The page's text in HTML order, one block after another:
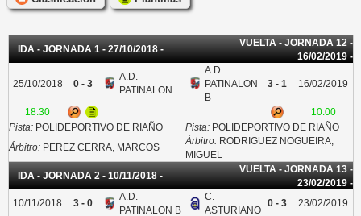
IDA - JORNADA 1 - 27/10/2018 -
VUELTA - JORNADA 12 -
16/02/2019 -
25/10/2018 0 - 3
A.D.
PATINALON
A.D.
PATINALON
B
3 - 1 16/02/2019
18:30
10:00
Pista:POLIDEPORTIVO DE RIAÑO Pista:POLIDEPORTIVO DE RIAÑO
Árbitro:PEREZ CERRA, MARCOS
Árbitro:RODRIGUEZ NOGUEIRA,
MIGUEL
IDA - JORNADA 2 - 10/11/2018 -
VUELTA - JORNADA 13 -
23/02/2019 -
10/11/2018
3 - 0
A.D.
PATINALON B
C.
ASTURIANO
0 - 3 23/02/2019